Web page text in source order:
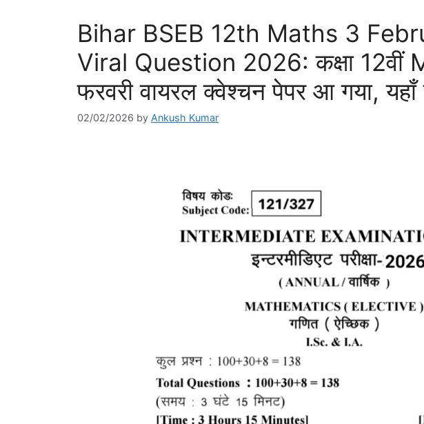
Bihar BSEB 12th Maths 3
Viral Question 2026: कक्षा 12वीं
फरवरी वायरल क्वेश्चन पेपर आ गया, यहाँ
02/02/2026 by Ankush Kumar